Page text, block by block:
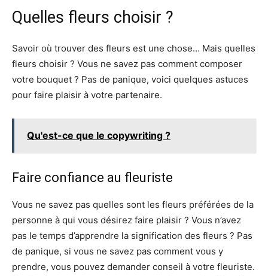
Quelles fleurs choisir ?
Savoir où trouver des fleurs est une chose… Mais quelles
fleurs choisir ? Vous ne savez pas comment composer
votre bouquet ? Pas de panique, voici quelques astuces
pour faire plaisir à votre partenaire.
Qu'est-ce que le copywriting ?
Faire confiance au fleuriste
Vous ne savez pas quelles sont les fleurs préférées de la
personne à qui vous désirez faire plaisir ? Vous n’avez
pas le temps d’apprendre la signification des fleurs ? Pas
de panique, si vous ne savez pas comment vous y
prendre, vous pouvez demander conseil à votre fleuriste.